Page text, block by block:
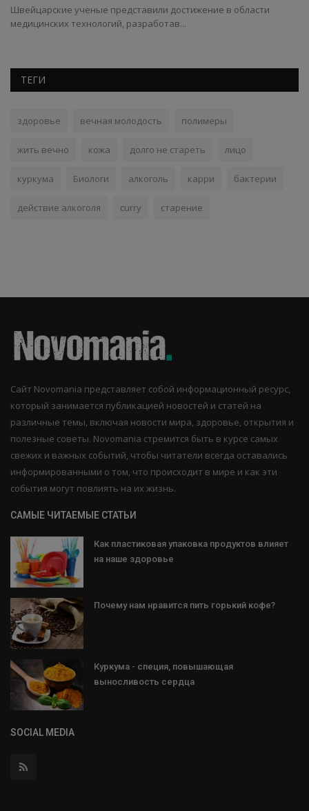
Швейцарские ученые представили достижение в области
медицинских технологий, разработав...
ТЕГИ
здоровье вечная молодость полимеры
жить вечно кожа долго не стареть лицо
куркума Биологи алкоголь карри бактерии
действие алкоголя curry старение
Сайт Novomania представляет собой информационный ресурс,
который занимается публикацией новостей и статей на
различные темы, включая новости мира, здоровье, открытия и
полезные советы. Novomania стремится быть в курсе самых
свежих и важных событий, чтобы читатели всегда оставались
информированными о том, что происходит в мире и как эти
события могут повлиять на их жизнь.
САМЫЕ ЧИТАЕМЫЕ СТАТЬИ
Как пластиковая упаковка продуктов влияет
на наше здоровье
Почему нам нравится пить горький кофе?
Куркума - специя, повышающая
выносливость сердца
SOCIAL MEDIA